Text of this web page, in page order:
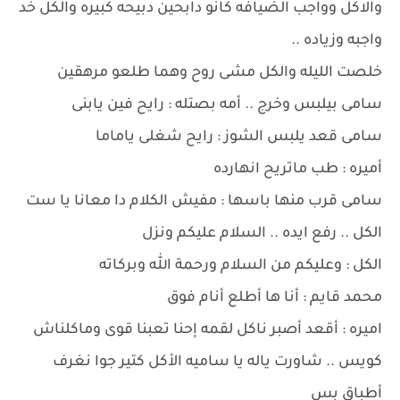
والاكل وواجب الضيافه كانو دابحين دبيحه كبيره والكل خد
واجبه وزياده ..
خلصت الليله والكل مشى روح وهما طلعو مرهقين
سامى بيلبس وخرج .. أمه بصتله : رايح فين يابنى
سامى قعد يلبس الشوز : رايح شغلى ياماما
أميره : طب ماتريح انهارده
سامى قرب منها باسها : مفيش الكلام دا معانا يا ست
الكل .. رفع ايده .. السلام عليكم ونزل
الكل : وعليكم من السلام ورحمة الله وبركاته
محمد قايم : أنا ها أطلع أنام فوق
اميره : أقعد أصبر ناكل لقمه إحنا تعبنا قوى وماكلناش
كويس .. شاورت ياله يا ساميه الأكل كتير جوا نغرف
أطباق بس